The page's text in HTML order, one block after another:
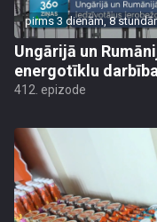
pirms 3 dienām, 8
Ungārijā un
energotīklu darbība
412. epizode